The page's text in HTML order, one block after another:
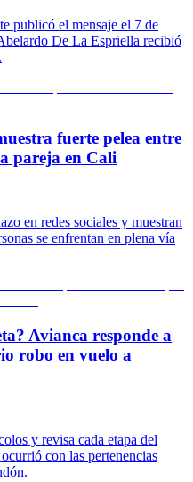
publicó el mensaje el 7 de
De La Espriella recibió
fuerte pelea entre
pareja en Cali
en redes sociales y muestran
se enfrentan en plena vía
Avianca responde a
robo en vuelo a
y revisa cada etapa del
con las pertenencias